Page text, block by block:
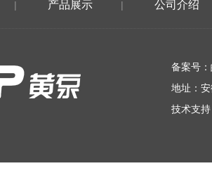
| 产品展示 | 公司介绍
备案号：
地址：
技术支